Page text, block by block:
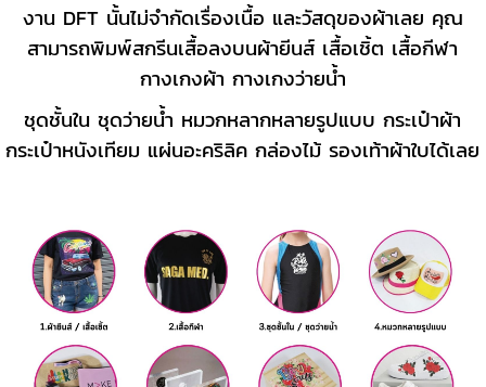
งาน DFT นั้นไม่จำกัดเรื่องเนื้อ และวัสดุของผ้าเลย คุณ
สามารถพิมพ์สกรีนเสื้อลงบนผ้ายีนส์ เสื้อเชิ้ต เสื้อกีฬา
กางเกงผ้า กางเกงว่ายน้ำ
ชุดชั้นใน ชุดว่ายน้ำ หมวกหลากหลายรูปแบบ กระเป๋าผ้า
กระเป๋าหนังเทียม แผ่นอะคริลิค กล่องไม้ รองเท้าผ้าใบได้เลย